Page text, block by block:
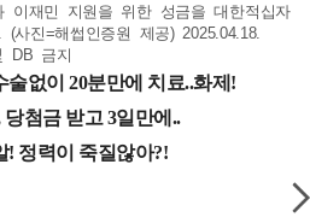
이재민 지원을 위한 성금을 대한적십자
진=해썹인증원 제공) 2025.04.18.
DB 금지